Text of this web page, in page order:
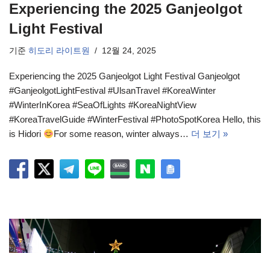
Experiencing the 2025 Ganjeolgot
Light Festival
기준 히도리 라이트원 12월 24, 2025
Experiencing the 2025 Ganjeolgot Light Festival Ganjeolgot
#GanjeolgotLightFestival #UlsanTravel #KoreaWinter
#WinterInKorea #SeaOfLights #KoreaNightView
#KoreaTravelGuide #WinterFestival #PhotoSpotKorea Hello, this
is Hidori
For some reason, winter always… 더 보기 »